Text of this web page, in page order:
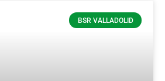
BSR VALLADOLID